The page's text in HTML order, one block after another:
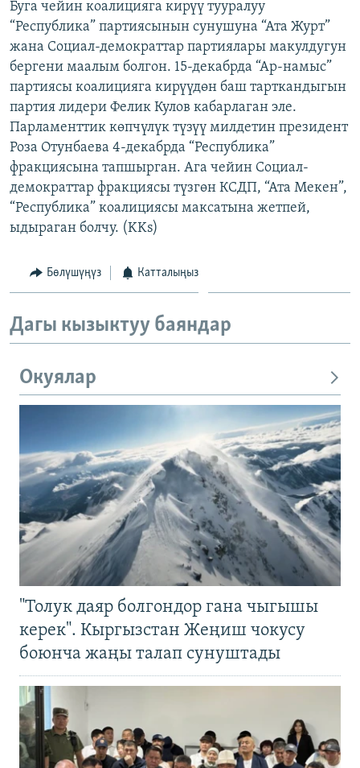
Буга чейин коалицияга кирүү тууралуу
“Республика” партиясынын сунушуна “Ата Журт”
жана Социал-демократтар партиялары макулдугун
бергени маалым болгон. 15-декабрда “Ар-намыс”
партиясы коалицияга кирүүдөн баш тарткандыгын
партия лидери Фелик Кулов кабарлаган эле.
Парламенттик көпчүлүк түзүү милдетин президент
Роза Отунбаева 4-декабрда “Республика”
фракциясына тапшырган. Ага чейин Социал-
демократтар фракциясы түзгөн КСДП, “Ата Мекен”,
“Республика” коалициясы максатына жетпей,
ыдыраган болчу. (KKs)
Бөлүшүңүз Катталыңыз
Дагы кызыктуу баяндар
Окуялар
"Толук даяр болгондор гана чыгышы
керек". Кыргызстан Жеңиш чокусу
боюнча жаңы талап сунуштады